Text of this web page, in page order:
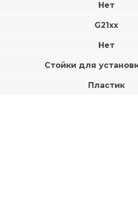
Нет
G21xx
Нет
Стойки для
Пластик